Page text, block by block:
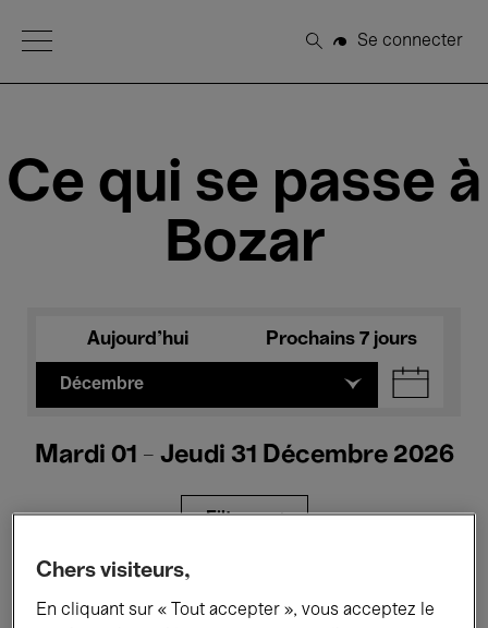
Open Menu
Rechercher
Se connecter
Ce qui se passe à
Bozar
Aujourd'hui Prochains 7 jours
Décembre
Mardi 01 - Jeudi 31 Décembre 2026
Filtres
Chers visiteurs,
En cliquant sur « Tout accepter », vous acceptez le